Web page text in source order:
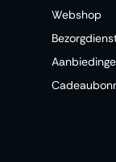
Webshop